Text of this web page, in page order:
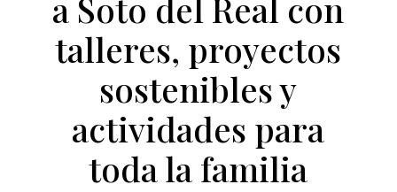
a Soto del Real con
talleres, proyectos
sostenibles y
actividades para
toda la familia